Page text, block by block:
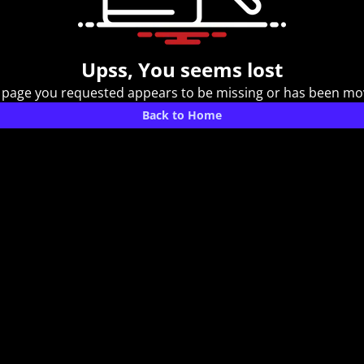
Upss, You seems lost
you requested appears to be missing or has been
Back to Home